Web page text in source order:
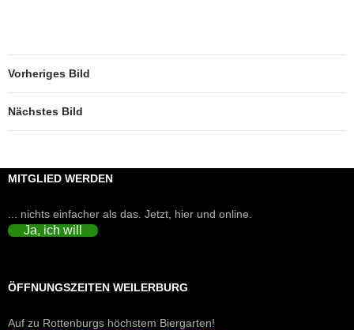
Vorheriges Bild
Nächstes Bild
MITGLIED WERDEN
... nichts einfacher als das. Jetzt, hier und online.
Ja, ich will
ÖFFNUNGSZEITEN WEILERBURG
Auf zu Rottenburgs höchstem Biergarten!